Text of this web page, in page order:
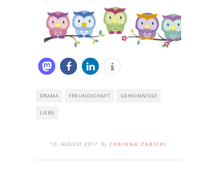
DRAMA FREUNDSCHAFT GEHEIMNISSE
LIEBE
10. AUGUST 2017 By CORINNA ZABICKI